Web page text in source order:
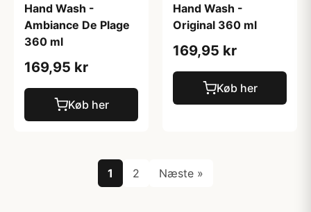
Hand Wash -
Ambiance De Plage
360 ml
169,95 kr
Køb her
Hand Wash -
Original 360 ml
169,95 kr
Køb her
1 2 Næste »